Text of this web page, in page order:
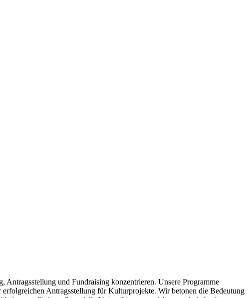
und Fundraising konzentrieren. Unsere Programme
Antragsstellung für Kulturprojekte. Wir betonen die Bedeutung